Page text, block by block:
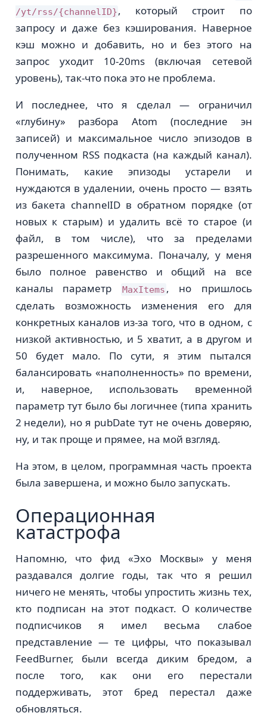
/yt/rss/{channelID}, который строит по
запросу и даже без кэширования. Наверное
кэш можно и добавить, но и без этого на
запрос уходит 10-20ms (включая сетевой
уровень), так-что пока это не проблема.
И последнее, что я сделал — ограничил
«глубину» разбора Atom (последние эн
записей) и максимальное число эпизодов в
полученном RSS подкаста (на каждый канал).
Понимать, какие эпизоды устарели и
нуждаются в удалении, очень просто — взять
из бакета channelID в обратном порядке (от
новых к старым) и удалить всё то старое (и
файл, в том числе), что за пределами
разрешенного максимума. Поначалу, у меня
было полное равенство и общий на все
каналы параметр
MaxItems , но пришлось
сделать возможность изменения его для
конкретных каналов из-за того, что в одном, с
низкой активностью, и 5 хватит, а в другом и
50 будет мало. По сути, я этим пытался
балансировать «наполненность» по времени,
и, наверное, использовать временной
параметр тут было бы логичнее (типа хранить
2 недели), но я pubDate тут не очень доверяю,
ну, и так проще и прямее, на мой взгляд.
На этом, в целом, программная часть проекта
была завершена, и можно было запускать.
Операционная
катастрофа
Напомню, что фид «Эхо Москвы» у меня
раздавался долгие годы, так что я решил
ничего не менять, чтобы упростить жизнь тех,
кто подписан на этот подкаст. О количестве
подписчиков я имел весьма слабое
представление — те цифры, что показывал
FeedBurner, были всегда диким бредом, а
после того, как они его перестали
поддерживать, этот бред перестал даже
обновляться.